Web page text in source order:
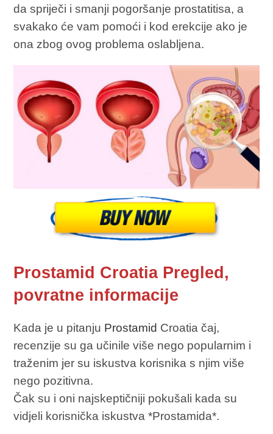
da spriječi i smanji pogoršanje prostatitisa, a
svakako će vam pomoći i kod erekcije ako je
ona zbog ovog problema oslabljena.
Prostamid Croatia Pregled,
povratne informacije
Kada je u pitanju Prostamid Croatia čaj,
recenzije su ga učinile više nego popularnim i
traženim jer su iskustva korisnika s njim više
nego pozitivna.
Čak su i oni najskeptičniji pokušali kada su
vidjeli korisnička iskustva *Prostamida*.